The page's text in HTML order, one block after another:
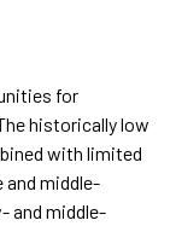
for
historically low
with limited
middle-
and middle-